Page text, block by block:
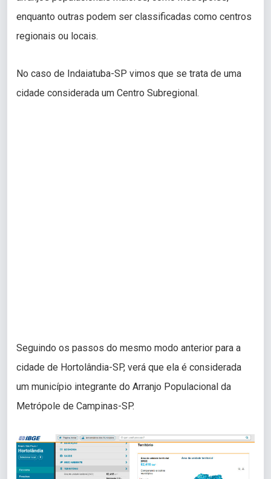
enquanto outras podem ser classificadas como centros
regionais ou locais.
No caso de Indaiatuba-SP vimos que se trata de uma
cidade considerada um Centro Subregional.
Seguindo os passos do mesmo modo anterior para a
cidade de Hortolândia-SP, verá que ela é considerada
um município integrante do Arranjo Populacional da
Metrópole de Campinas-SP.